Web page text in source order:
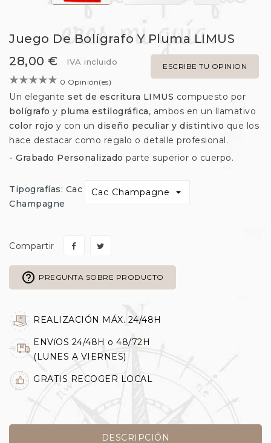
Juego De Bolígrafo Y Pluma LIMUS
28,00 €
ESCRIBE TU OPINION
IVA incluido
0 Opinión(es)
Un elegante set de escritura LIMUS compuesto por
bolígrafo y pluma estilográfica, ambos en un llamativo
color rojo y con un diseño peculiar y distintivo que los
hace destacar como regalo o detalle profesional.
- Grabado Personalizado parte superior o cuerpo.
Tipografías: Cac
Champagne
Compartir
help_outline PREGUNTA SOBRE PRODUCTO
REALIZACIÓN MÁX. 24/48H
ENVíOS 24/48H o 48/72H
(LUNES A VIERNES)
GRATIS RECOGER LOCAL
DESCRIPCIÓN